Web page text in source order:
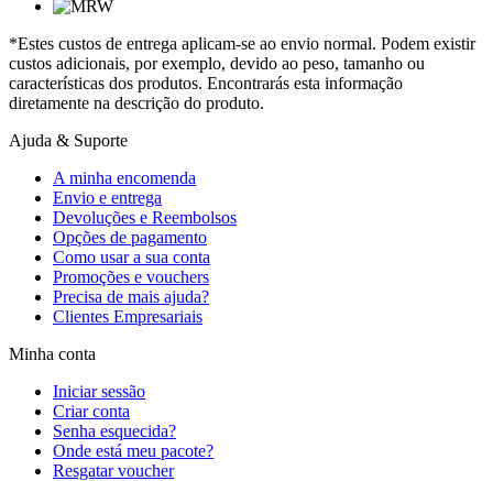
*Estes custos de entrega aplicam-se ao envio normal. Podem existir
custos adicionais, por exemplo, devido ao peso, tamanho ou
características dos produtos. Encontrarás esta informação
diretamente na descrição do produto.
Ajuda & Suporte
A minha encomenda
Envio e entrega
Devoluções e Reembolsos
Opções de pagamento
Como usar a sua conta
Promoções e vouchers
Precisa de mais ajuda?
Clientes Empresariais
Minha conta
Iniciar sessão
Criar conta
Senha esquecida?
Onde está meu pacote?
Resgatar voucher